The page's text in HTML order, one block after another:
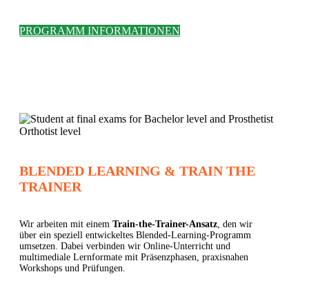
PROGRAMM INFORMATIONEN
BLENDED LEARNING & TRAIN THE
TRAINER
Wir arbeiten mit einem Train-the-Trainer-Ansatz, den wir
über ein speziell entwickeltes Blended-Learning-Programm
umsetzen. Dabei verbinden wir Online-Unterricht und
multimediale Lernformate mit Präsenzphasen, praxisnahen
Workshops und Prüfungen.